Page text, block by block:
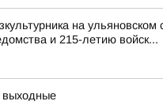
на
и 215-летию войск...